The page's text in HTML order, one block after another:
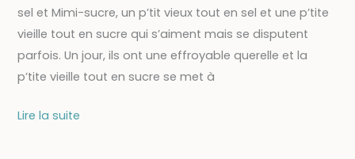
sel et Mimi-sucre, un p’tit vieux tout en sel et une p’tite
vieille tout en sucre qui s’aiment mais se disputent
parfois. Un jour, ils ont une effroyable querelle et la
p’tite vieille tout en sucre se met à
21/05
Lire la suite